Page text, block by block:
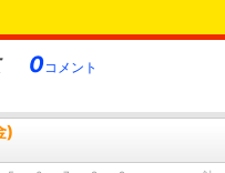
0コメント
)